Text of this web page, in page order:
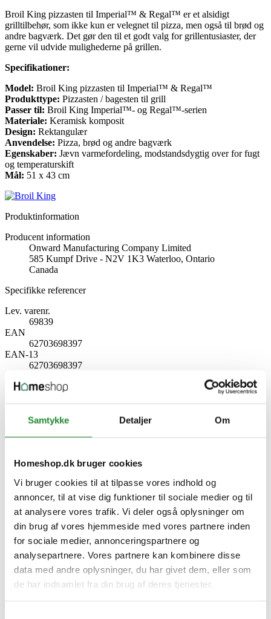
Samtykke Detaljer Om
Homeshop.dk bruger cookies
Vi bruger cookies til at tilpasse vores indhold og
annoncer, til at vise dig funktioner til sociale medier og til
at analysere vores trafik. Vi deler også oplysninger om
din brug af vores hjemmeside med vores partnere inden
for sociale medier, annonceringspartnere og
analysepartnere. Vores partnere kan kombinere disse
data med andre oplysninger, du har givet dem, eller som
de har indsamlet fra din brug af deres tjenester.
Broil King pizzasten til Imperial™ & Regal™ er et alsidigt
grilltilbehør, som ikke kun er velegnet til pizza, men også til brød og
andre bagværk. Det gør den til et godt valg for grillentusiaster, der
gerne vil udvide mulighederne på grillen.
Specifikationer:
Model: Broil King pizzasten til Imperial™ & Regal™
Produkttype: Pizzasten / bagesten til grill
Passer til: Broil King Imperial™- og Regal™-serien
Materiale: Keramisk komposit
Design: Rektangulær
Anvendelse: Pizza, brød og andre bagværk
Egenskaber: Jævn varmefordeling, modstandsdygtig over for fugt
og temperaturskift
Mål: 51 x 43 cm
Produktinformation
Producent information
Onward Manufacturing Company Limited
585 Kumpf Drive - N2V 1K3 Waterloo, Ontario
Canada
Specifikke referencer
Lev. varenr.
69839
EAN
62703698397
EAN-13
62703698397
Skriv produktanmeldelse
Ingen kundeanmeldelser for øjeblikket
Broil King Pizzasten til Imperial™ & Regal™ – 51 x
43 cm